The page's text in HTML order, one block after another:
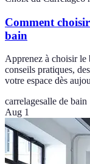
Comment
bain
Apprenez à choisir le
conseils pratiques,
votre espace dès
carrelagesalle de bain
Aug 1